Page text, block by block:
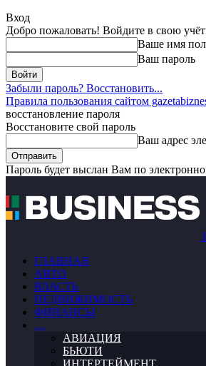
Вход
Добро пожаловать! Войдите в свою
Ваше имя
Ваш пароль
Забыли пароль? Восстановить...
Правила пользования сайтом
восстановление пароля
Восстановите свой пароль
Ваш адрес
Пароль будет выслан Вам по
ГЛАВНАЯ
АВТО
ВЛАСТЬ
НЕДВИЖИМОСТЬ
ФИНАНСЫ
…
АВИАЦИЯ
БЬЮТИ
ИНТЕРТЕЙМЕНТ